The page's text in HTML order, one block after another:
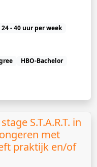
24 - 40 uur per week
HBO-Bachelor
S.T.A.R.T. in
met
praktijk en/of